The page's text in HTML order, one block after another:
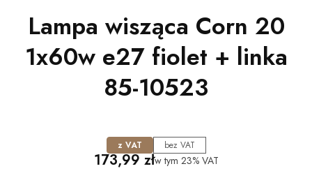
Lampa wisząca Corn 20
1x60w e27 fiolet + linka
85-10523
z VAT bez VAT
Cena
173,99 złw tym 23% VAT